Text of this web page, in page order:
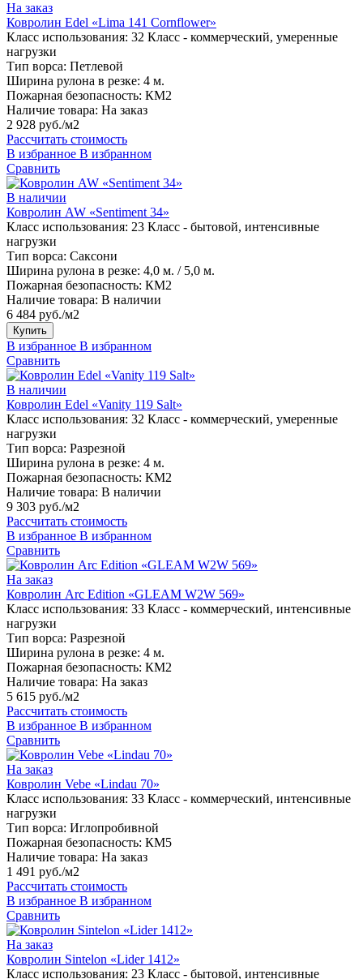
На заказ
Ковролин Edel «Lima 141 Cornflower»
Класс использования: 32 Класс - коммерческий, умеренные
нагрузки
Тип ворса: Петлевой
Ширина рулона в резке: 4 м.
Пожарная безопасность: КМ2
Наличие товара: На заказ
2 928 руб./м2
Рассчитать стоимость
В избранное В избранном
Сравнить
В наличии
Ковролин AW «Sentiment 34»
Класс использования: 23 Класс - бытовой, интенсивные
нагрузки
Тип ворса: Саксони
Ширина рулона в резке: 4,0 м. / 5,0 м.
Пожарная безопасность: КМ2
Наличие товара: В наличии
6 484 руб./м2
Купить
В избранное В избранном
Сравнить
В наличии
Ковролин Edel «Vanity 119 Salt»
Класс использования: 32 Класс - коммерческий, умеренные
нагрузки
Тип ворса: Разрезной
Ширина рулона в резке: 4 м.
Пожарная безопасность: КМ2
Наличие товара: В наличии
9 303 руб./м2
Рассчитать стоимость
В избранное В избранном
Сравнить
На заказ
Ковролин Arc Edition «GLEAM W2W 569»
Класс использования: 33 Класс - коммерческий, интенсивные
нагрузки
Тип ворса: Разрезной
Ширина рулона в резке: 4 м.
Пожарная безопасность: КМ2
Наличие товара: На заказ
5 615 руб./м2
Рассчитать стоимость
В избранное В избранном
Сравнить
На заказ
Ковролин Vebe «Lindau 70»
Класс использования: 33 Класс - коммерческий, интенсивные
нагрузки
Тип ворса: Иглопробивной
Пожарная безопасность: КМ5
Наличие товара: На заказ
1 491 руб./м2
Рассчитать стоимость
В избранное В избранном
Сравнить
На заказ
Ковролин Sintelon «Lider 1412»
Класс использования: 23 Класс - бытовой, интенсивные